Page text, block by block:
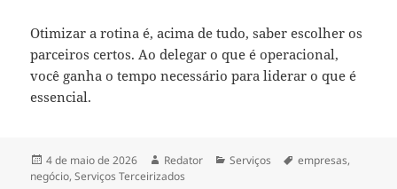
Otimizar a rotina é, acima de tudo, saber escolher os
parceiros certos. Ao delegar o que é operacional,
você ganha o tempo necessário para liderar o que é
essencial.
Publicado
em
4 de maio de 2026 Autor
Redator Categorias
Serviços Tags
empresas,
negócio,Serviços Terceirizados